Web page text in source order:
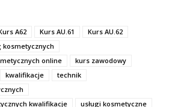
A62 Kurs AU.61
Kurs AU.62
kosmetycznych
online
kurs zawodowy
kwalifikacje
technik
kwalifikacje
usługi kosmetyczne